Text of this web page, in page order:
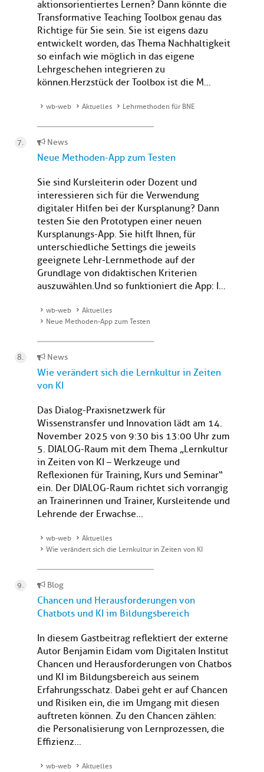
aktionsorientiertes Lernen? Dann könnte die
Transformative Teaching Toolbox genau das
Richtige für Sie sein. Sie ist eigens dazu
entwickelt worden, das Thema Nachhaltigkeit
so einfach wie möglich in das eigene
Lehrgeschehen integrieren zu
können.Herzstück der Toolbox ist die M...
wb-web Aktuelles Lehrmethoden für BNE
News
Neue Methoden-App zum Testen
Sie sind Kursleiterin oder Dozent und
interessieren sich für die Verwendung
digitaler Hilfen bei der Kursplanung? Dann
testen Sie den Prototypen einer neuen
Kursplanungs-App. Sie hilft Ihnen, für
unterschiedliche Settings die jeweils
geeignete Lehr-Lernmethode auf der
Grundlage von didaktischen Kriterien
auszuwählen. Und so funktioniert die App: I...
wb-web
Aktuelles
Neue Methoden-App zum Testen
News
Wie verändert sich die Lernkultur in Zeiten
von KI
Das Dialog-Praxisnetzwerk für
Wissenstransfer und Innovation lädt am 14.
November 2025 von 9:30 bis 13:00 Uhr zum
5. DIALOG-Raum mit dem Thema „Lernkultur
in Zeiten von KI – Werkzeuge und
Reflexionen für Training, Kurs und Seminar“
ein. Der DIALOG-Raum richtet sich vorrangig
an Trainerinnen und Trainer, Kursleitende und
Lehrende der Erwachse...
wb-web
Aktuelles
Wie verändert sich die Lernkultur in Zeiten von KI
Blog
Chancen und Herausforderungen von
Chatbots und KI im Bildungsbereich
In diesem Gastbeitrag reflektiert der externe
Autor Benjamin Eidam vom Digitalen Institut
Chancen und Herausforderungen von Chatbos
und KI im Bildungsbereich aus seinem
Erfahrungsschatz. Dabei geht er auf Chancen
und Risiken ein, die im Umgang mit diesen
auftreten können. Zu den Chancen zählen:
die Personalisierung von Lernprozessen, die
Effizienz...
wb-web
Aktuelles